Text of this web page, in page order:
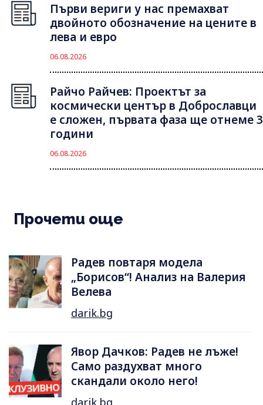
Първи вериги у нас премахват
двойното обозначение на цените в
лева и евро
06.08.2026
Райчо Райчев: Проектът за
космически център в Доброславци
е сложен, първата фаза ще отнеме 3
години
06.08.2026
Прочети още
Радев повтаря модела
„Борисов“! Анализ на Валерия
Велева
darik.bg
Явор Дачков: Радев не лъже!
Само раздухват много
скандали около него!
darik.bg